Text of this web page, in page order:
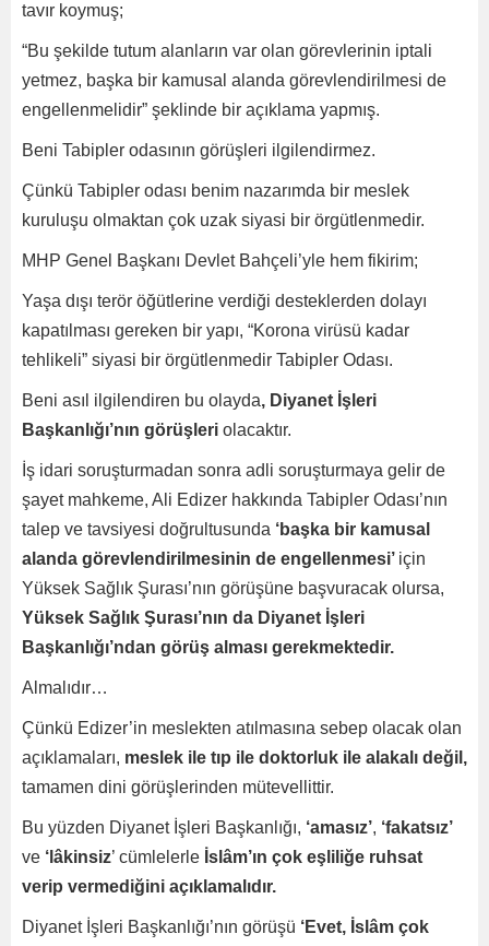
tavır koymuş;
“Bu şekilde tutum alanların var olan görevlerinin iptali
yetmez, başka bir kamusal alanda görevlendirilmesi de
engellenmelidir” şeklinde bir açıklama yapmış.
Beni Tabipler odasının görüşleri ilgilendirmez.
Çünkü Tabipler odası benim nazarımda bir meslek
kuruluşu olmaktan çok uzak siyasi bir örgütlenmedir.
MHP Genel Başkanı Devlet Bahçeli’yle hem fikirim;
Yaşa dışı terör öğütlerine verdiği desteklerden dolayı
kapatılması gereken bir yapı, “Korona virüsü kadar
tehlikeli” siyasi bir örgütlenmedir Tabipler Odası.
Beni asıl ilgilendiren bu olayda, Diyanet İşleri
Başkanlığı’nın görüşleri olacaktır.
İş idari soruşturmadan sonra adli soruşturmaya gelir de
şayet mahkeme, Ali Edizer hakkında Tabipler Odası’nın
talep ve tavsiyesi doğrultusunda ‘başka bir kamusal
alanda görevlendirilmesinin de engellenmesi’ için
Yüksek Sağlık Şurası’nın görüşüne başvuracak olursa,
Yüksek Sağlık Şurası’nın da Diyanet İşleri
Başkanlığı’ndan görüş alması gerekmektedir.
Almalıdır…
Çünkü Edizer’in meslekten atılmasına sebep olacak olan
açıklamaları, meslek ile tıp ile doktorluk ile alakalı değil,
tamamen dini görüşlerinden mütevellittir.
Bu yüzden Diyanet İşleri Başkanlığı, ‘amasız’, ‘fakatsız’
ve ‘lâkinsiz’ cümlelerle İslâm’ın çok eşliliğe ruhsat
verip vermediğini açıklamalıdır.
Diyanet İşleri Başkanlığı’nın görüşü ‘Evet, İslâm çok